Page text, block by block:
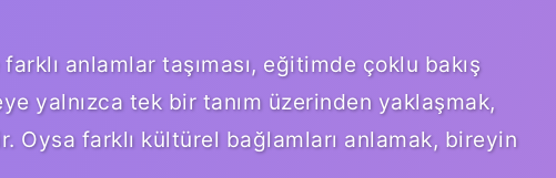
anlamlar taşıması, eğitimde çoklu bakış
yalnızca tek bir tanım üzerinden yaklaşmak,
Oysa farklı kültürel bağlamları anlamak, bireyin